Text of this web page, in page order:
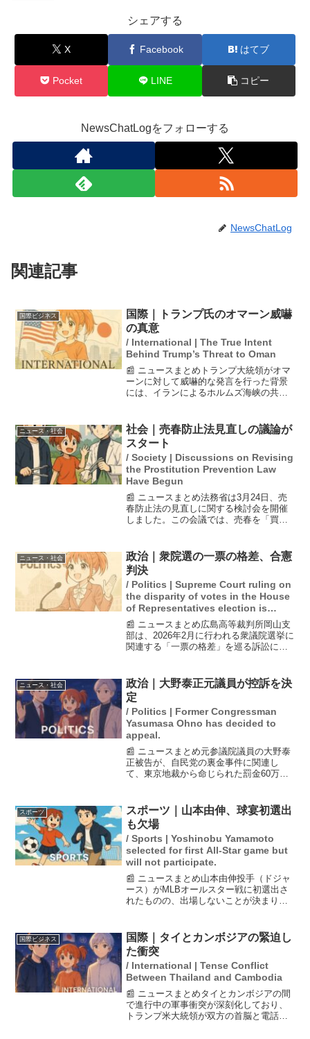
シェアする
X Facebook はてブ
Pocket LINE コピー
NewsChatLogをフォローする
NewsChatLog
関連記事
国際ビジネス
国際｜トランプ氏のオマーン威嚇
の真意
/ International | The True Intent
Behind Trump’s Threat to Oman
📰 ニュースまとめトランプ大統領がオマ
ーンに対して威嚇的な発言を行った背景
には、イランによるホルムズ海峡の共同
報じ、その中にはホルムズ海峡の管理が
含まれているとされるが...
ニュース・社会
社会｜売春防止法見直しの議論が
スタート
/ Society | Discussions on Revising
the Prostitution Prevention Law
Have Begun
📰 ニュースまとめ法務省は3月24日、売
春防止法の見直しに関する検討会を開催
しました。この会議では、売春を「買う
る声がある一方で、反対意見も存在しま
す。今後の臨時国会や...
ニュース・社会
政治｜衆院選の一票の格差、合憲
判決
/ Politics | Supreme Court ruling on
the disparity of votes in the House
of Representatives election is
constitutional.
📰 ニュースまとめ広島高等裁判所岡山支
部は、2026年2月に行われる衆議院選挙に
関連する「一票の格差」を巡る訴訟につ
は、選挙制度における公平性を巡る重要
な一歩として注目され...
ニュース・社会
政治｜大野泰正元議員が控訴を決
定
/ Politics | Former Congressman
Yasumasa Ohno has decided to
appeal.
📰 ニュースまとめ元参議院議員の大野泰
正被告が、自民党の裏金事件に関連し
て、東京地裁から命じられた罰金60万円
法違反に関するもので、同じく罰金20万
円を命じられた元秘書...
スポーツ
スポーツ｜山本由伸、球宴初選出
も欠場
/ Sports | Yoshinobu Yamamoto
selected for first All-Star game but
will not participate.
📰 ニュースまとめ山本由伸投手（ドジャ
ース）がMLBオールスター戦に初選出さ
れたものの、出場しないことが決まりま
り、デーブ・ロバーツ監督は「おそらく
出場はないだろう」と...
国際ビジネス
国際｜タイとカンボジアの緊迫し
た衝突
/ International | Tense Conflict
Between Thailand and Cambodia
📰 ニュースまとめタイとカンボジアの間
で進行中の軍事衝突が深刻化しており、
トランプ米大統領が双方の首脳と電話協